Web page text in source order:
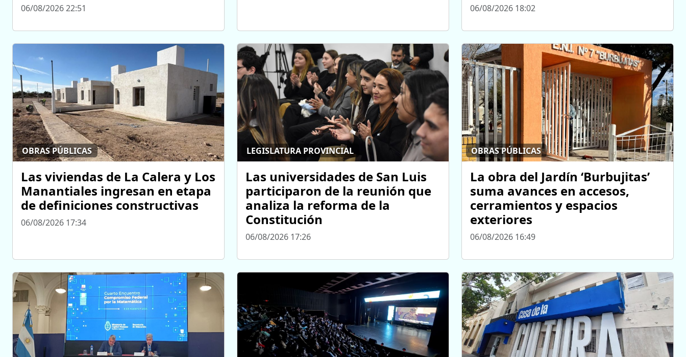
06/08/2026 22:51 06/08/2026 18:02
OBRAS PÚBLICAS
Las viviendas de La Calera y Los
Manantiales ingresan en etapa
de definiciones constructivas
06/08/2026 17:34
LEGISLATURA PROVINCIAL
Las universidades de San Luis
participaron de la reunión que
analiza la reforma de la
Constitución
06/08/2026 17:26
OBRAS PÚBLICAS
La obra del Jardín ‘Burbujitas’
suma avances en accesos,
cerramientos y espacios
exteriores
06/08/2026 16:49